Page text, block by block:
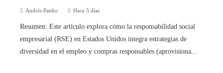
Andrés Patiño Hace 5 días
Resumen: Este artículo explora cómo la responsabilidad social
empresarial (RSE) en Estados Unidos integra estrategias de
diversidad en el empleo y compras responsables (aprovisiona...